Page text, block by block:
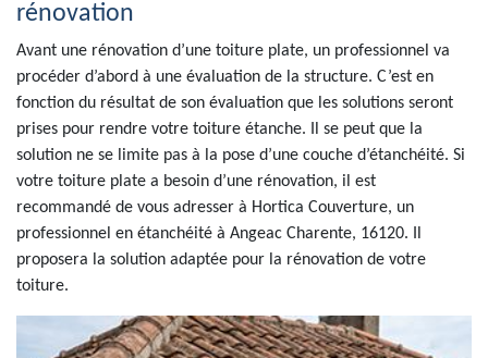
rénovation
Avant une rénovation d’une toiture plate, un professionnel va
procéder d’abord à une évaluation de la structure. C’est en
fonction du résultat de son évaluation que les solutions seront
prises pour rendre votre toiture étanche. Il se peut que la
solution ne se limite pas à la pose d’une couche d’étanchéité. Si
votre toiture plate a besoin d’une rénovation, il est
recommandé de vous adresser à Hortica Couverture, un
professionnel en étanchéité à Angeac Charente, 16120. Il
proposera la solution adaptée pour la rénovation de votre
toiture.